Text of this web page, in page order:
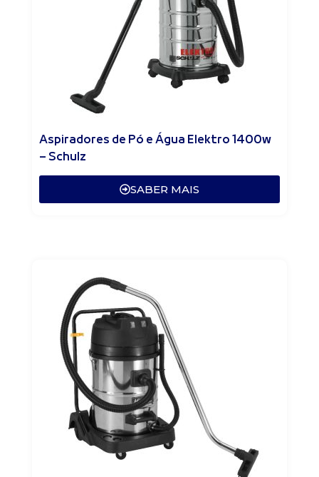
Aspiradores de Pó e Água Elektro 1400w
– Schulz
SABER MAIS